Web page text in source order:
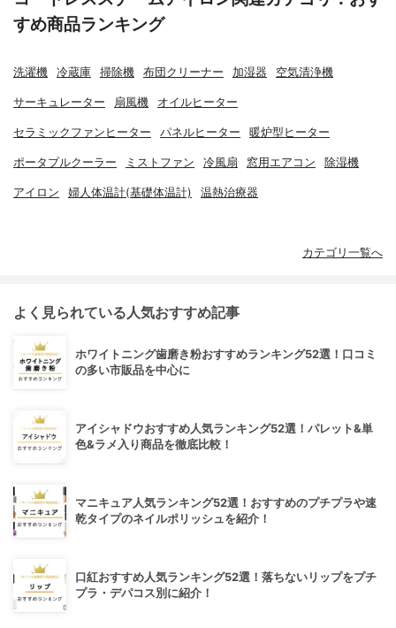
すめ商品ランキング
洗濯機 冷蔵庫 掃除機 布団クリーナー 加湿器 空気清浄機
サーキュレーター 扇風機 オイルヒーター
セラミックファンヒーター パネルヒーター 暖炉型ヒーター
ポータブルクーラー ミストファン 冷風扇 窓用エアコン 除湿機
アイロン 婦人体温計(基礎体温計) 温熱治療器
カテゴリ一覧へ
よく見られている人気おすすめ記事
ホワイトニング歯磨き粉おすすめランキング52選！口コミ
の多い市販品を中心に
アイシャドウおすすめ人気ランキング52選！パレット&単
色&ラメ入り商品を徹底比較！
マニキュア人気ランキング52選！おすすめのプチプラや速
乾タイプのネイルポリッシュを紹介！
口紅おすすめ人気ランキング52選！落ちないリップをプチ
プラ・デパコス別に紹介！